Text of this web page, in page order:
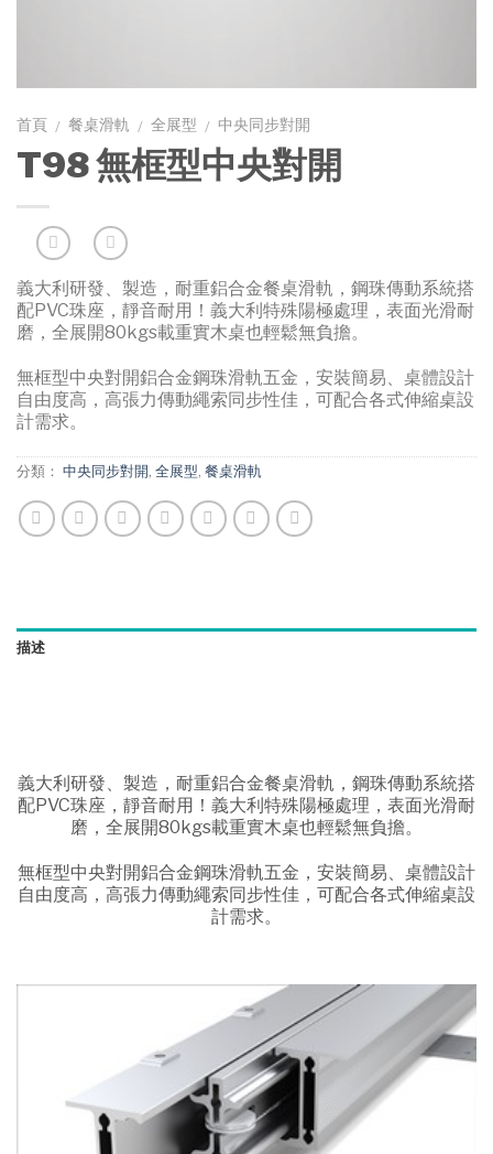
首頁 / 餐桌滑軌 / 全展型 / 中央同步對開
T98 無框型中央對開
義大利研發、製造，耐重鋁合金餐桌滑軌，鋼珠傳動系統搭
配PVC珠座，靜音耐用！義大利特殊陽極處理，表面光滑耐
磨，全展開80kgs載重實木桌也輕鬆無負擔。
無框型中央對開鋁合金鋼珠滑軌五金，安裝簡易、桌體設計
自由度高，高張力傳動繩索同步性佳，可配合各式伸縮桌設
計需求。
分類： 中央同步對開 , 全展型, 餐桌滑軌
描述
義大利研發、製造，耐重鋁合金餐桌滑軌，鋼珠傳動系統搭
配PVC珠座，靜音耐用！義大利特殊陽極處理，表面光滑耐
磨，全展開80kgs載重實木桌也輕鬆無負擔。
無框型中央對開鋁合金鋼珠滑軌五金，安裝簡易、桌體設計
自由度高，高張力傳動繩索同步性佳，可配合各式伸縮桌設
計需求。